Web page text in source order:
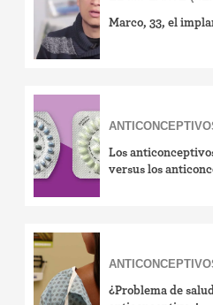
Marco, 33, el
Los
versus los
¿Problema de